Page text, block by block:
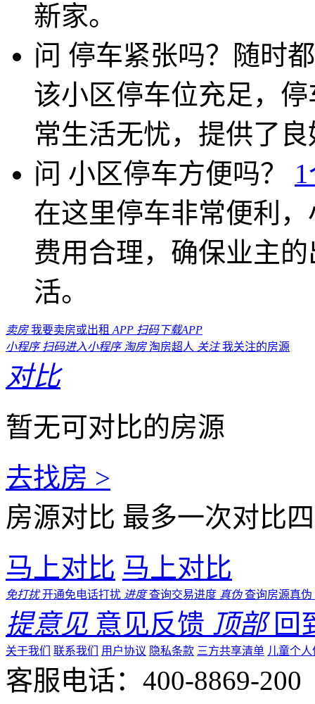
新家。
问 停车紧张吗？随时
该小区停车位充足，
常生活无忧，提供了
问 小区停车方便吗？
在这里停车非常便利
费用合理，确保业主
活。
卖房 我要卖房或出租 APP 扫码下载APP
小程序 扫码进入小程序 淘房 淘房超人 关注 我关注的房源
对比
暂无可对比的房源
去找房 >
房源对比 最多一次对比
马上对比 马上对比
免打扰 开通免电话打扰 进度 查询交易进度 真伪 查询房源真伪
提意见 意见反馈 顶部 回
关于我们 联系我们 用户协议 隐私条款 三方共享清单 儿童个
客服电话：400-8869-200